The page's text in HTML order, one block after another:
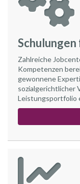
Zahlreiche
Kompetenzen
gewonnene
sozialgerichtlicher
Leistungsportfolio